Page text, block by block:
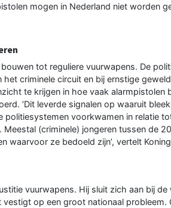
mogen in Nederland niet worden
tot reguliere vuurwapens. De
criminele circuit en bij ernstige
te krijgen in hoe vaak alarmpistolen
‘Dit leverde signalen op waaruit
politiesystemen voorkwamen in relatie
(criminele) jongeren tussen de
waarvoor ze bedoeld zijn’, vertelt
vuurwapens. Hij sluit zich aan bij de
op een groot nationaal probleem.